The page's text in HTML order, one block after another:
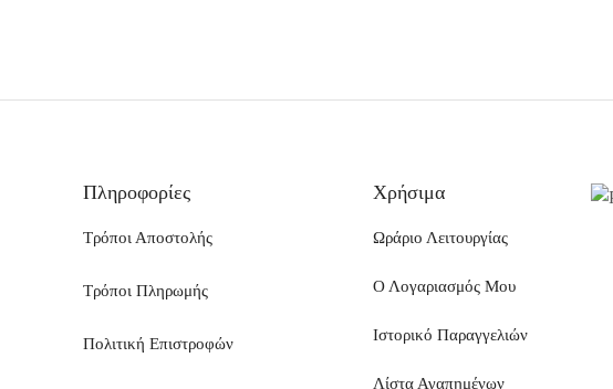
Πληροφορίες
Τρόποι Αποστολής
Τρόποι Πληρωμής
Πολιτική Επιστροφών
Χρήσιμα
Ωράριο Λειτουργίας
Ο Λογαριασμός Μου
Ιστορικό Παραγγελιών
Λίστα Αγαπημένων